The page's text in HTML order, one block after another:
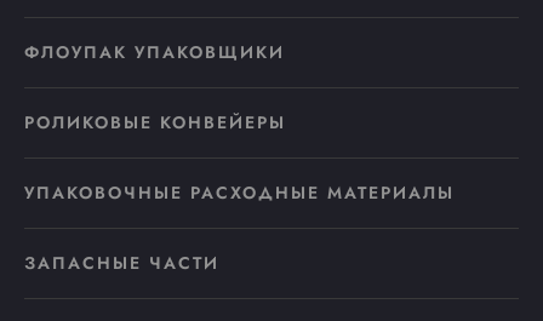
ФЛОУПАК УПАКОВЩИКИ
РОЛИКОВЫЕ КОНВЕЙЕРЫ
УПАКОВОЧНЫЕ РАСХОДНЫЕ МАТЕРИАЛЫ
ЗАПАСНЫЕ ЧАСТИ